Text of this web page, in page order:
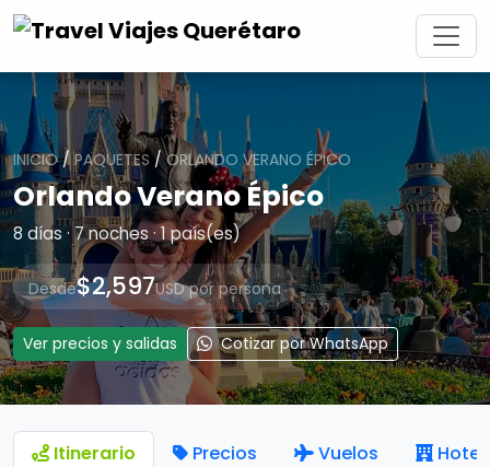
INICIO/PAQUETES/ORLANDO VERANO ÉPICO
Orlando Verano Épico
8 días · 7 noches · 1 país(es)
Desde$2,597USD por persona
Ver precios y salidas Cotizar por WhatsApp
Itinerario Precios Vuelos